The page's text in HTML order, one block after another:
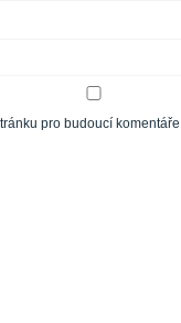
pro budoucí